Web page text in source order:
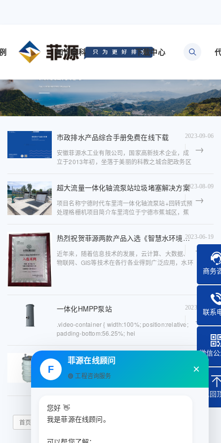
知识百科 下载中心
市政排水产品综合手册免费在线下载 2023-09-06
安徽菲源水工业有限公司，国家高新技术企业，成
立于2013年初，坐落于美丽的科教之城合肥政务区
领域，自主研发及生...
超大流量一体化轴流泵站垃圾堵塞解决方案2023-08-09
项目名称宁德时代车里湾一体化轴流泵站+回转式预
处理格栅机项目简介车里湾位于宁德市蕉城区，蕉
区域内水文水系发达，有...
热烈祝贺菲源两款产品入选《智慧水环境创新应用案例推荐目录》
2023-06-19
近年来，随着信息技术的发展，云计算、大数据、
物联网、GIS等技术在各行各业得到广泛应用，水环
一体化HMPP泵站 2023-01-11
.video-container { width:100%; position:relative;
padding-bottom:56.25%; hei
一体化PE泵站 2023-01-11
首页 上一页 1 2
商务
联系
微信
返回
F
菲源在线顾问
🟢 工程咨询服务
×
您好 👋
我是菲源在线顾问。